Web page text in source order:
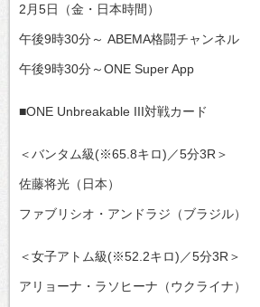
2月5日（金・日本時間）
午後9時30分～ ABEMA格闘チャンネル
午後9時30分～ONE Super App
■ONE Unbreakable III対戦カード
＜バンタム級(※65.8キロ)／5分3R＞
佐藤将光（日本）
ファブリシオ・アンドラジ（ブラジル）
＜女子アトム級(※52.2キロ)／5分3R＞
アリョーナ・ラソヒーナ（ウクライナ）